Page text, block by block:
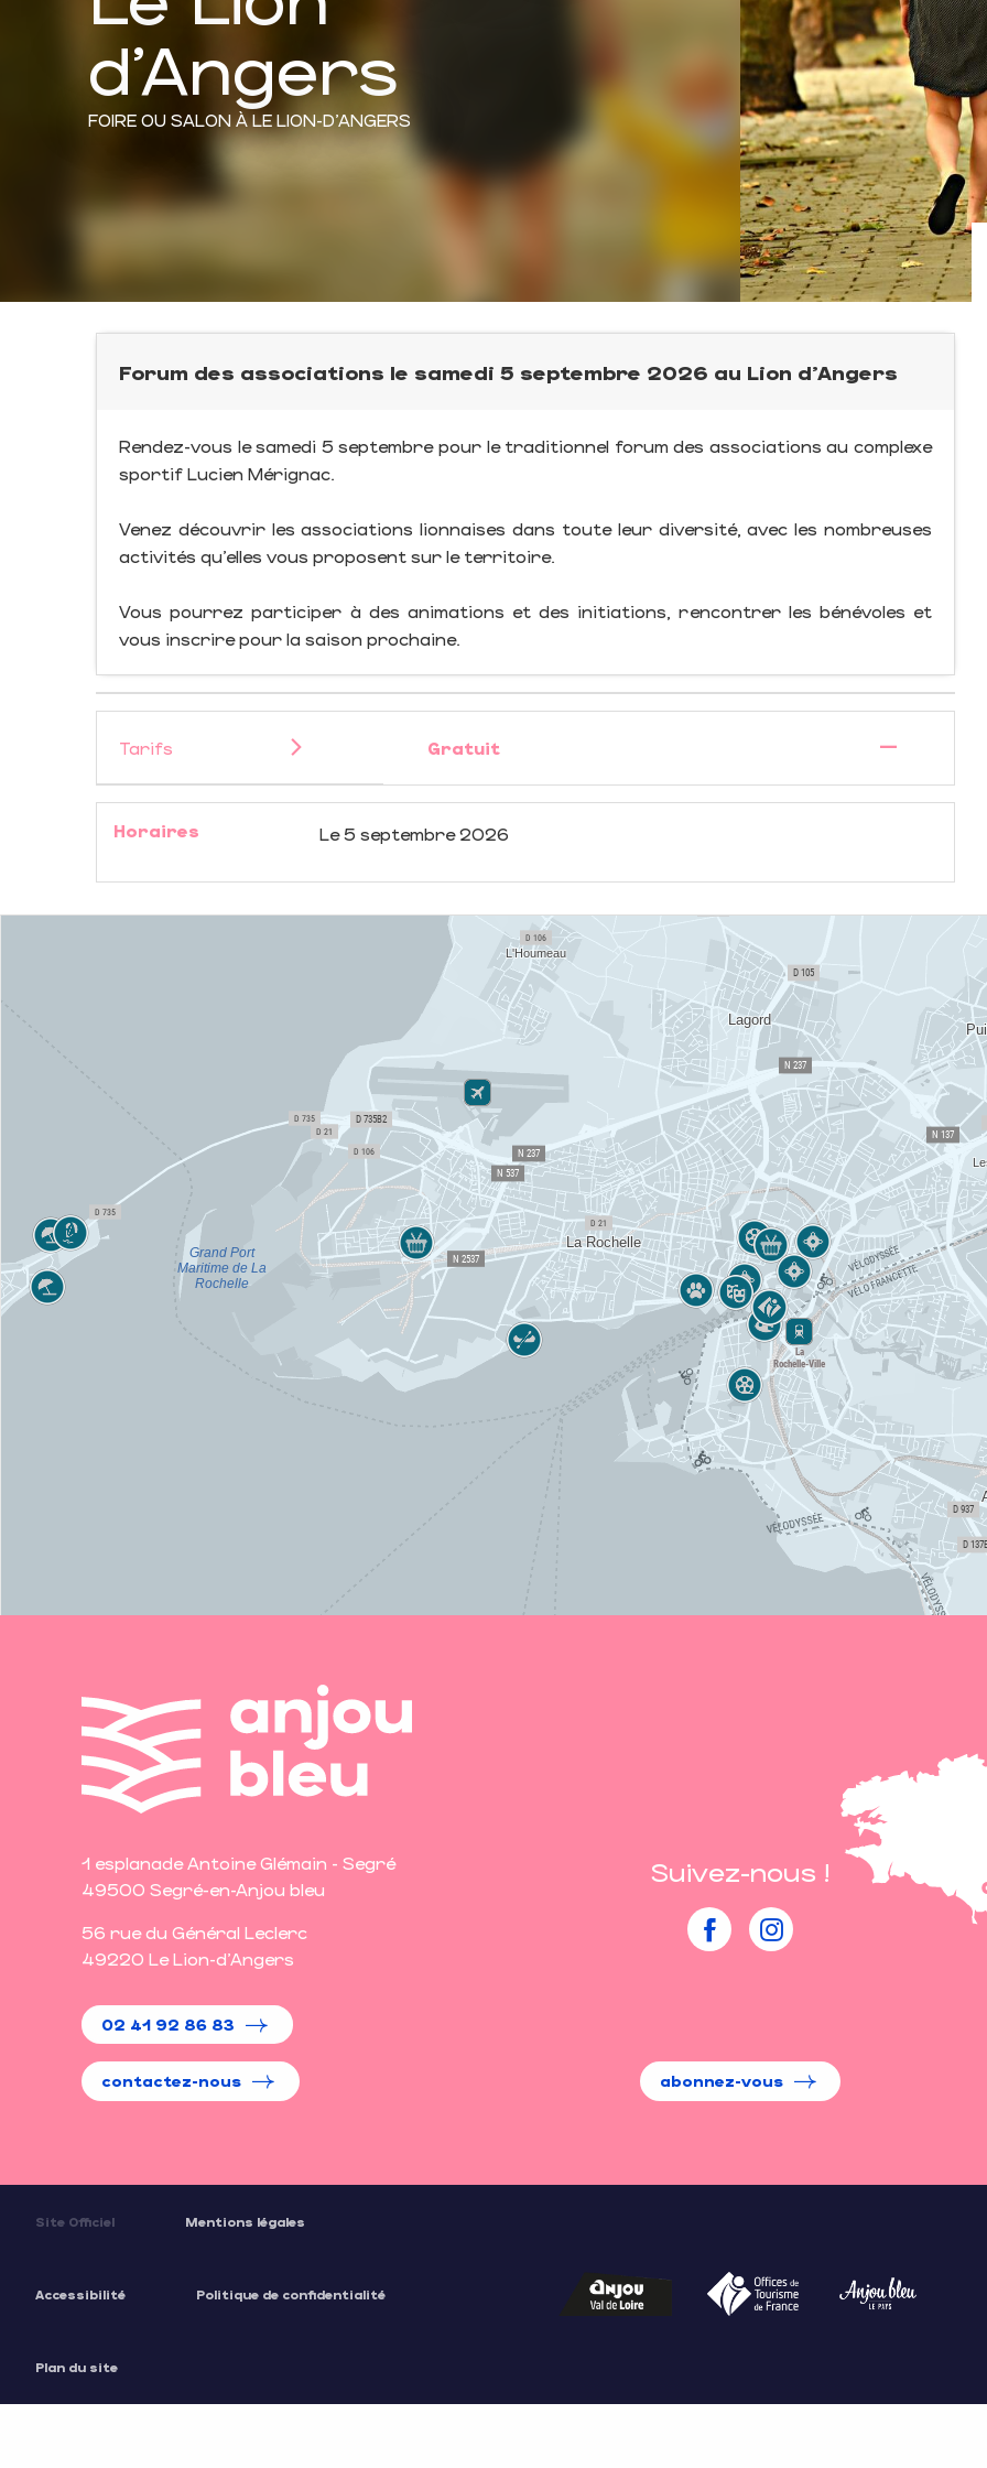
d'Angers
FOIRE OU SALON À LE LION-D'ANGERS
Forum des associations le samedi 5 septembre 2026 au Lion d'Angers
Rendez-vous le samedi 5 septembre pour le traditionnel forum des associations au complexe
sportif Lucien Mérignac.
Venez découvrir les associations lionnaises dans toute leur diversité, avec les nombreuses
activités qu’elles vous proposent sur le territoire.
Vous pourrez participer à des animations et des initiations, rencontrer les bénévoles et
vous inscrire pour la saison prochaine.
Tarifs Gratuit —
Horaires Le 5 septembre 2026
1 esplanade Antoine Glémain - Segré
49500 Segré-en-Anjou bleu
56 rue du Général Leclerc
49220 Le Lion-d'Angers
02 41 92 86 83
contactez-nous
Suivez-nous !
abonnez-vous
Site Officiel Mentions légales
Accessibilité Politique de confidentialité
Plan du site